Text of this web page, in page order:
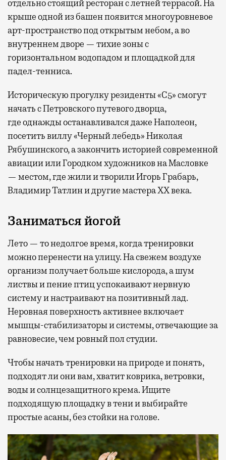
отдельно стоящий ресторан с летней террасой. На
крыше одной из башен появится многоуровневое
арт-пространство под открытым небом, а во
внутреннем дворе — тихие зоны с
горизонтальном водопадом и площадкой для
падел-тенниса.
Историческую прогулку резиденты «С5» смогут
начать с Петровского путевого дворца,
гдеоднажды останавливался даже Наполеон,
посетить виллу «Черный лебедь» Николая
Рябушинского, а закончить историей современной
авиации или Городком художников на Масловке
— местом, где жили и творили Игорь Грабарь,
Владимир Татлин и другие мастера XX века.
Заниматься йогой
Лето — то недолгое время, когда тренировки
можно перенести на улицу. На свежем воздухе
организм получает больше кислорода, а шум
листвы и пение птиц успокаивают нервную
систему и настраивают на позитивный лад.
Неровная поверхность активнее включает
мышцы-стабилизаторы и системы, отвечающие за
равновесие, чем ровный пол студии.
Чтобы начать тренировки на природе и понять,
подходят ли они вам, хватит коврика, ветровки,
воды и солнцезащитного крема. Ищите
подходящую площадку в тени и выбирайте
простые асаны, без стойки на голове.